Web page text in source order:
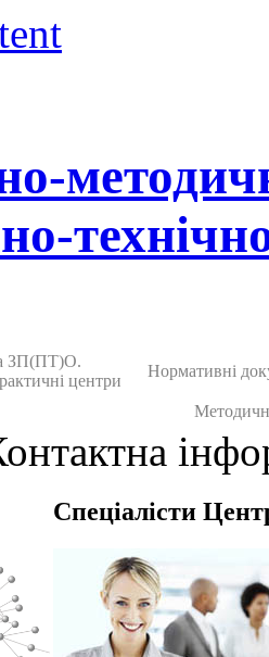
ЗП(ПТ)О.
центри
Нормативні
Спеціалісти